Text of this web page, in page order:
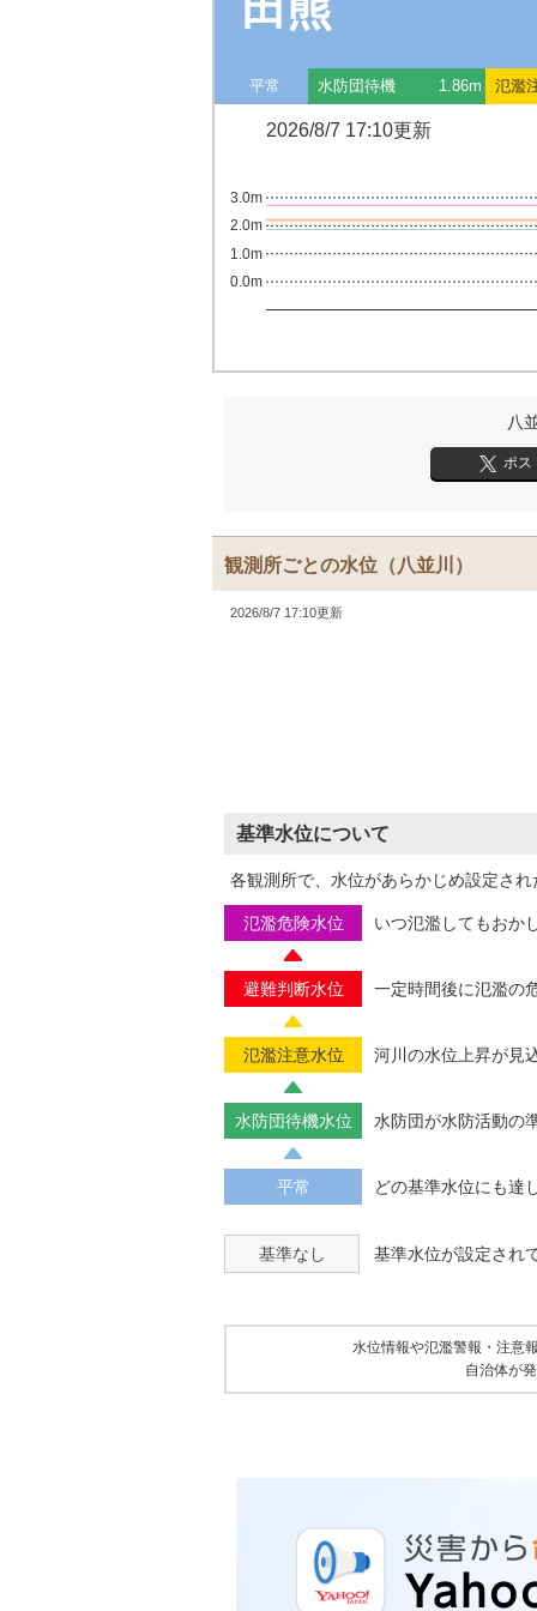
平常 水防団待機 1.86m 氾濫
2026/8/7 17:10更新
0.0m
1.0m
2.0m
3.0m
八
ポス
観測所ごとの水位 （八並川）
2026/8/7 17:10更新
基準水位について
各観測所で、水位があらかじめ設定さ
氾濫危険水位 いつ氾濫してもおか
避難判断水位 一定時間後に氾濫の
氾濫注意水位 河川の水位上昇が見
水防団待機水位 水防団が水防活動の
平常 どの基準水位にも達
基準なし 基準水位が設定され
水位情報や氾濫警報・注意
自治体が